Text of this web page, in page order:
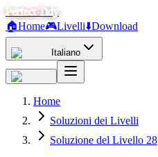
Perfect Tidy
🏠Home🎮Livelli⬇️Download
Italiano
Home
Soluzioni dei Livelli
Soluzione del Livello 28